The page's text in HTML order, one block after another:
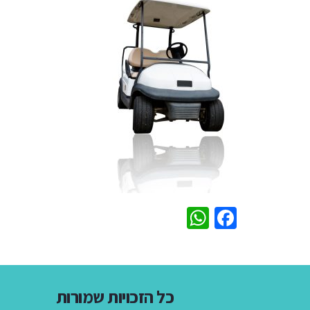
Facebook
כל הזכויות שמורות